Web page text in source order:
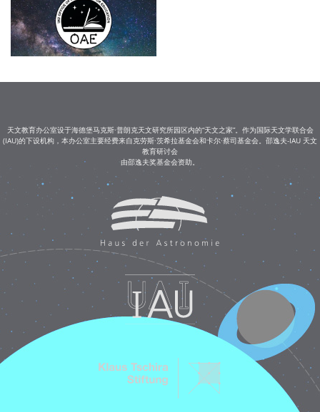
天文教育办公室设于海德堡马克斯·普朗克天文研究所园区内的“天文之家”。作为国际天文学联合会
(IAU)的下设机构，本办公室主要经费来自克劳斯·茨希拉基金会和卡尔·蔡司基金会。邵逸夫-IAU 天文
教育研讨会
由邵逸夫奖基金会资助。